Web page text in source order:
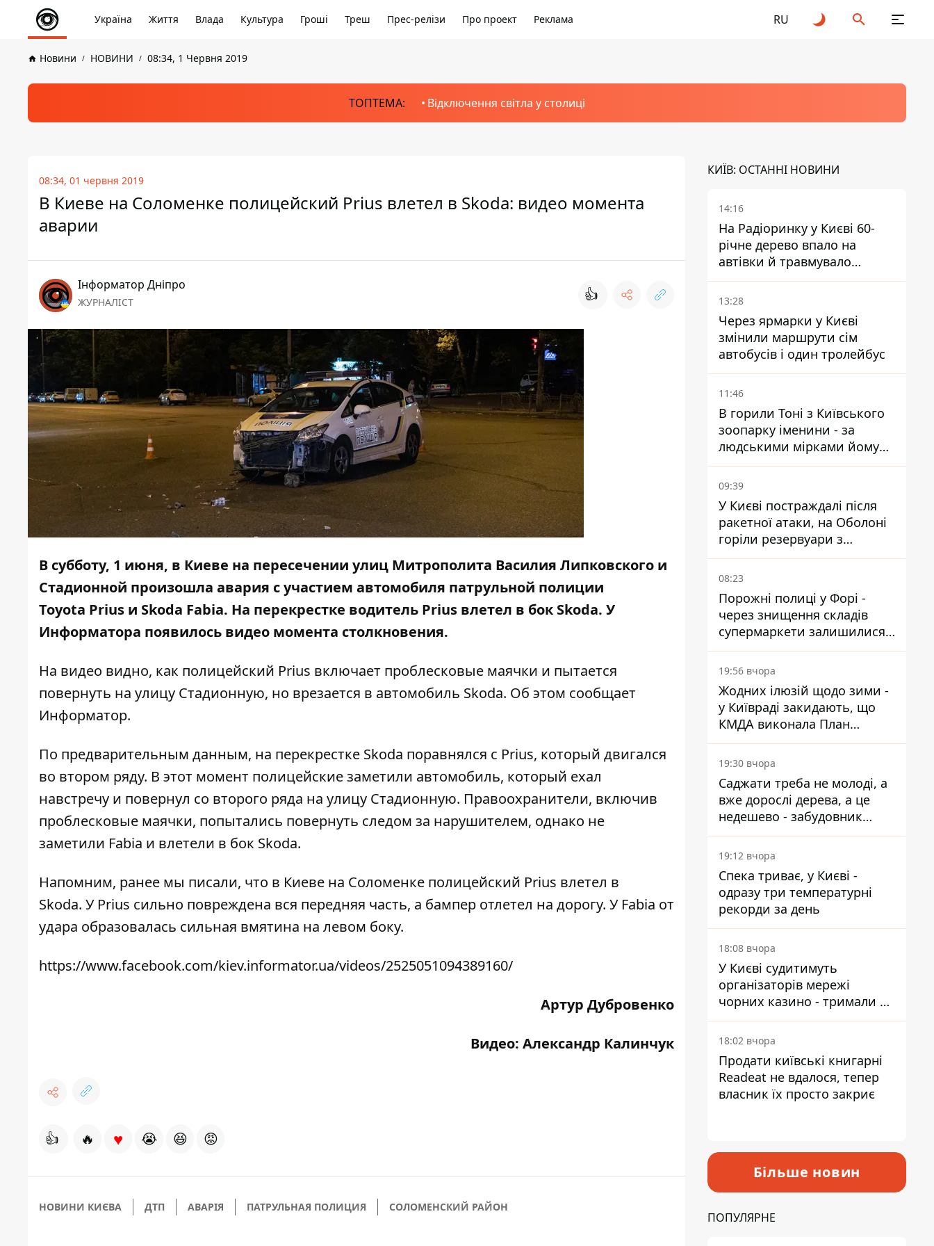
Україна Життя Влада Культура Гроші Треш Прес-релізи Про проект Реклама RU
Новини НОВИНИ 08:34, 1 Червня 2019
ТОПТЕМА: Відключення світла у столиці
08:34, 01 червня 2019
В Киеве на Соломенке полицейский Prius влетел в Skoda: видео момента
аварии
Інформатор Дніпро
ЖУРНАЛІСТ 👍
В субботу, 1 июня, в Киеве на пересечении улиц Митрополита Василия Липковского и
Стадионной произошла авария с участием автомобиля патрульной полиции
Toyota Prius и Skoda Fabia. На перекрестке водитель Prius влетел в бок Skoda. У
Информатора появилось видео момента столкновения.
На видео видно, как полицейский Prius включает проблесковые маячки и пытается
повернуть на улицу Стадионную, но врезается в автомобиль Skoda. Об этом сообщает
Информатор.
По предварительным данным, на перекрестке Skoda поравнялся с Prius, который двигался
во втором ряду. В этот момент полицейские заметили автомобиль, который ехал
навстречу и повернул со второго ряда на улицу Стадионную. Правоохранители, включив
проблесковые маячки, попытались повернуть следом за нарушителем, однако не
заметили Fabia и влетели в бок Skoda.
Напомним, ранее мы писали, что в Киеве на Соломенке полицейский Prius влетел в
Skoda. У Prius сильно повреждена вся передняя часть, а бампер отлетел на дорогу. У Fabia от
удара образовалась сильная вмятина на левом боку.
https://www.facebook.com/kiev.informator.ua/videos/2525051094389160/
Артур Дубровенко
Видео: Александр Калинчук
👍 🔥 ♥ 😭 😆 😡
НОВИНИ КИЄВА ДТП АВАРІЯ ПАТРУЛЬНАЯ ПОЛИЦИЯ СОЛОМЕНСКИЙ РАЙОН
КИЇВ: ОСТАННІ НОВИНИ
14:16
На Радіоринку у Києві 60-
річне дерево впало на
автівки й травмувало
людину - подробиці
13:28
Через ярмарки у Києві
змінили маршрути сім
автобусів і один тролейбус
11:46
В горили Тоні з Київського
зоопарку іменини - за
людськими мірками йому
вже понад 90 років
09:39
У Києві постраждалі після
ракетної атаки, на Оболоні
горіли резервуари з
паливом
08:23
Порожні полиці у Форі -
через знищення складів
супермаркети залишилися
без асортименту
19:56 вчора
Жодних ілюзій щодо зими -
у Київраді закидають, що
КМДА виконала План
стійкості на 20%
19:30 вчора
Саджати треба не молоді, а
вже дорослі дерева, а це
недешево - забудовник
Ніконов
19:12 вчора
Спека триває, у Києві -
одразу три температурні
рекорди за день
18:08 вчора
У Києві судитимуть
організаторів мережі
чорних казино - тримали 39
закладів
18:02 вчора
Продати київські книгарні
Readeat не вдалося, тепер
власник їх просто закриє
Більше новин
ПОПУЛЯРНЕ